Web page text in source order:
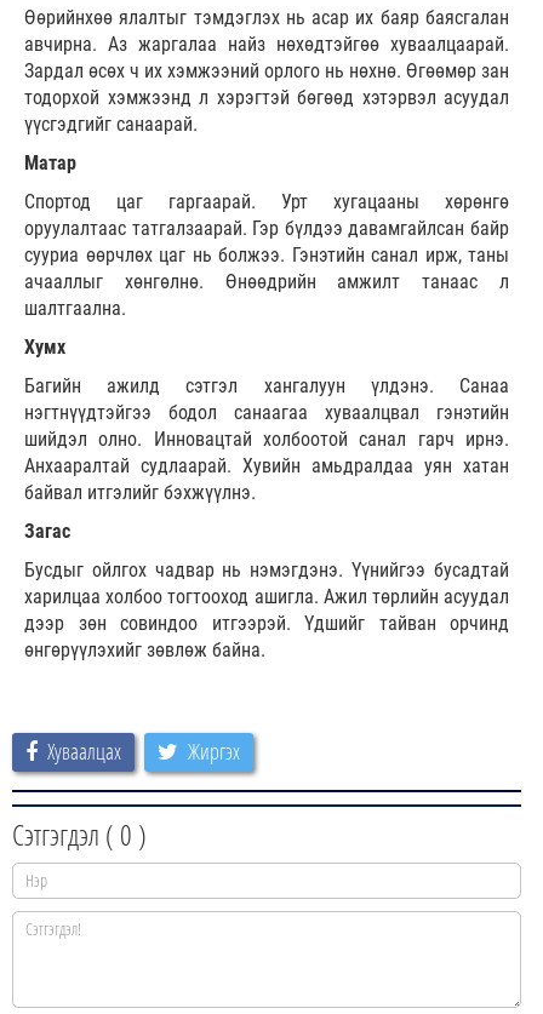
Өөрийнхөө ялалтыг тэмдэглэх нь асар их баяр баясгалан
авчирна. Аз жаргалаа найз нөхөдтэйгөө хуваалцаарай.
Зардал өсөх ч их хэмжээний орлого нь нөхнө. Өгөөмөр зан
тодорхой хэмжээнд л хэрэгтэй бөгөөд хэтэрвэл асуудал
үүсгэдгийг санаарай.
Матар
Спортод цаг гаргаарай. Урт хугацааны хөрөнгө
оруулалтаас татгалзаарай. Гэр бүлдээ давамгайлсан байр
сууриа өөрчлөх цаг нь болжээ. Гэнэтийн санал ирж, таны
ачааллыг хөнгөлнө. Өнөөдрийн амжилт танаас л
шалтгаална.
Хумх
Багийн ажилд сэтгэл хангалуун үлдэнэ. Санаа
нэгтнүүдтэйгээ бодол санаагаа хуваалцвал гэнэтийн
шийдэл олно. Инновацтай холбоотой санал гарч ирнэ.
Анхааралтай судлаарай. Хувийн амьдралдаа уян хатан
байвал итгэлийг бэхжүүлнэ.
Загас
Бусдыг ойлгох чадвар нь нэмэгдэнэ. Үүнийгээ бусадтай
харилцаа холбоо тогтооход ашигла. Ажил төрлийн асуудал
дээр зөн совиндоо итгээрэй. Үдшийг тайван орчинд
өнгөрүүлэхийг зөвлөж байна.
Хуваалцах Жиргэх
Сэтгэгдэл ( 0 )